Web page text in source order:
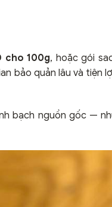
cho 100g, hoặc gói
bảo quản lâu và tiện
bạch nguồn gốc —